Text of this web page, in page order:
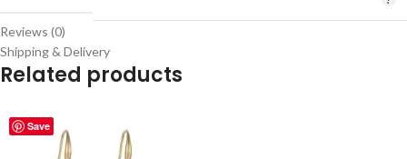
Reviews (0)
Shipping & Delivery
Related products
Save